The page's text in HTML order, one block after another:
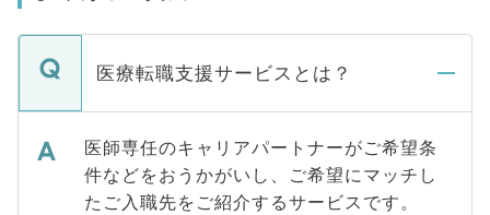
医療転職支援サービスとは？
医師専任のキャリアパートナーがご希望条
件などをおうかがいし、ご希望にマッチし
たご入職先をご紹介するサービスです。